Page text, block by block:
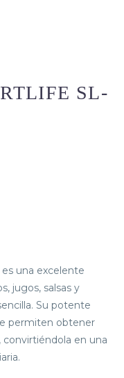
SL-
una excelente
jugos, salsas y
Su potente
permiten obtener
en una